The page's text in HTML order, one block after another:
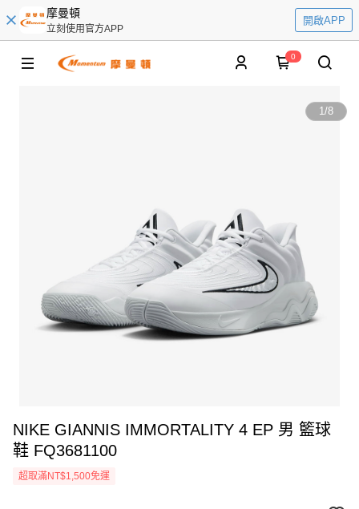
摩曼頓
立刻使用官方APP
開啟APP
0
1/8
NIKE GIANNIS IMMORTALITY 4 EP 男 籃球
鞋 FQ3681100
超取滿NT$1,500免運